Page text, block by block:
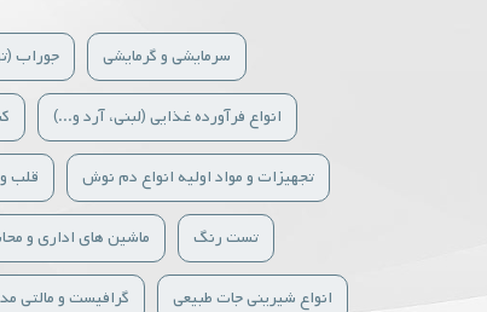
سرمایشی و گرمایشی جوراب
انواع فرآورده غذایی (لبنی، آرد و...)
تجهیزات و مواد اولیه انواع دم نوش قلب
تست رنگ ماشین های اداری و
انواع شیرینی جات طبیعی گرافیست و مالتی